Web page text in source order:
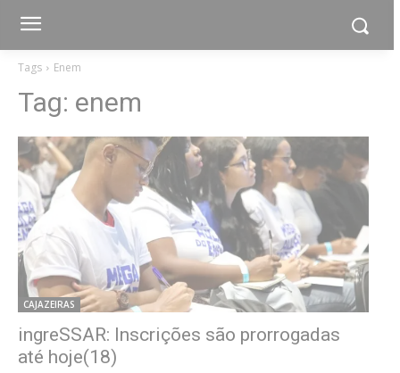
Tags Enem
Tag: enem
CAJAZEIRAS
ingreSSAR: Inscrições são prorrogadas
até hoje(18)